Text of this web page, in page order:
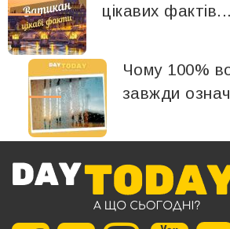
цікавих фактів...
Чому 100%
завжди